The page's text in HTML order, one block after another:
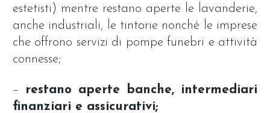
estetisti) mentre restano aperte le lavanderie,
anche industriali, le tintorie nonché le imprese
che offrono servizi di pompe funebri e attività
connesse;
– restano aperte banche, intermediari
finanziari e assicurativi;